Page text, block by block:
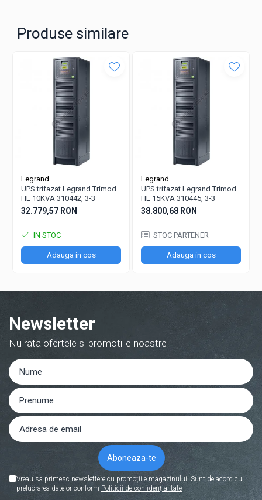
Produse similare
Legrand
UPS trifazat Legrand Trimod
HE 10KVA 310442, 3-3
32.779,57 RON
IN STOC
Adauga in cos
Legrand
UPS trifazat Legrand Trimod
HE 15KVA 310445, 3-3
38.800,68 RON
STOC PARTENER
Adauga in cos
Newsletter
Nu rata ofertele si promotiile noastre
Vreau sa primesc newslettere cu promoțiile magazinului. Sunt de acord cu
prelucrarea datelor conform Politicii de confidențialitate